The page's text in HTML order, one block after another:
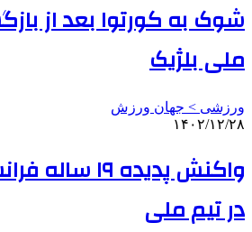
شوک به کورتوا بعد از
ملی بلژیک
ورزشی > جهان ورزش
۱۴۰۲/۱۲/۲۸
واکنش پدیده
در تیم ملی